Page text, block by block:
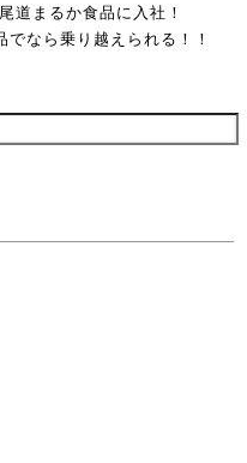
道まるか食品に入社！
なら乗り越えられる！！